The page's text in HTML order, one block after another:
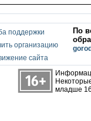
поддержки
организацию
сайта
По
младше